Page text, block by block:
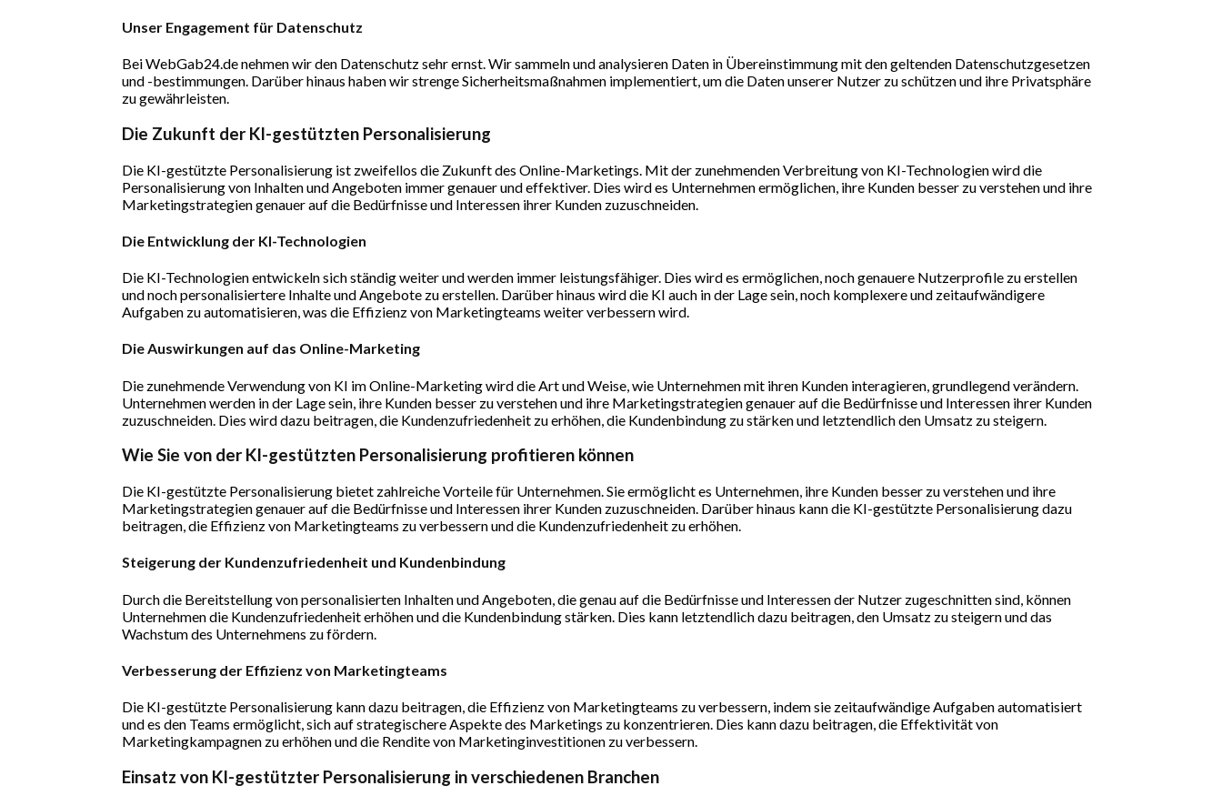
Unser Engagement für Datenschutz
Bei WebGab24.de nehmen wir den Datenschutz sehr ernst. Wir sammeln und analysieren Daten in Übereinstimmung mit den geltenden Datenschutzgesetzen
und -bestimmungen. Darüber hinaus haben wir strenge Sicherheitsmaßnahmen implementiert, um die Daten unserer Nutzer zu schützen und ihre Privatsphäre
zu gewährleisten.
Die Zukunft der KI-gestützten Personalisierung
Die KI-gestützte Personalisierung ist zweifellos die Zukunft des Online-Marketings. Mit der zunehmenden Verbreitung von KI-Technologien wird die
Personalisierung von Inhalten und Angeboten immer genauer und effektiver. Dies wird es Unternehmen ermöglichen, ihre Kunden besser zu verstehen und ihre
Marketingstrategien genauer auf die Bedürfnisse und Interessen ihrer Kunden zuzuschneiden.
Die Entwicklung der KI-Technologien
Die KI-Technologien entwickeln sich ständig weiter und werden immer leistungsfähiger. Dies wird es ermöglichen, noch genauere Nutzerprofile zu erstellen
und noch personalisiertere Inhalte und Angebote zu erstellen. Darüber hinaus wird die KI auch in der Lage sein, noch komplexere und zeitaufwändigere
Aufgaben zu automatisieren, was die Effizienz von Marketingteams weiter verbessern wird.
Die Auswirkungen auf das Online-Marketing
Die zunehmende Verwendung von KI im Online-Marketing wird die Art und Weise, wie Unternehmen mit ihren Kunden interagieren, grundlegend verändern.
Unternehmen werden in der Lage sein, ihre Kunden besser zu verstehen und ihre Marketingstrategien genauer auf die Bedürfnisse und Interessen ihrer Kunden
zuzuschneiden. Dies wird dazu beitragen, die Kundenzufriedenheit zu erhöhen, die Kundenbindung zu stärken und letztendlich den Umsatz zu steigern.
Wie Sie von der KI-gestützten Personalisierung profitieren können
Die KI-gestützte Personalisierung bietet zahlreiche Vorteile für Unternehmen. Sie ermöglicht es Unternehmen, ihre Kunden besser zu verstehen und ihre
Marketingstrategien genauer auf die Bedürfnisse und Interessen ihrer Kunden zuzuschneiden. Darüber hinaus kann die KI-gestützte Personalisierung dazu
beitragen, die Effizienz von Marketingteams zu verbessern und die Kundenzufriedenheit zu erhöhen.
Steigerung der Kundenzufriedenheit und Kundenbindung
Durch die Bereitstellung von personalisierten Inhalten und Angeboten, die genau auf die Bedürfnisse und Interessen der Nutzer zugeschnitten sind, können
Unternehmen die Kundenzufriedenheit erhöhen und die Kundenbindung stärken. Dies kann letztendlich dazu beitragen, den Umsatz zu steigern und das
Wachstum des Unternehmens zu fördern.
Verbesserung der Effizienz von Marketingteams
Die KI-gestützte Personalisierung kann dazu beitragen, die Effizienz von Marketingteams zu verbessern, indem sie zeitaufwändige Aufgaben automatisiert
und es den Teams ermöglicht, sich auf strategischere Aspekte des Marketings zu konzentrieren. Dies kann dazu beitragen, die Effektivität von
Marketingkampagnen zu erhöhen und die Rendite von Marketinginvestitionen zu verbessern.
Einsatz von KI-gestützter Personalisierung in verschiedenen Branchen